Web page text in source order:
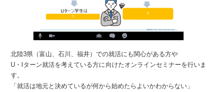
北陸3県（富山、石川、福井）での就活にも関心がある方や
U・Iターン就活を考えている方に向けたオンラインセミナーを行いま
す。
「就活は地元と決めているが何から始めたらよいかわからない」